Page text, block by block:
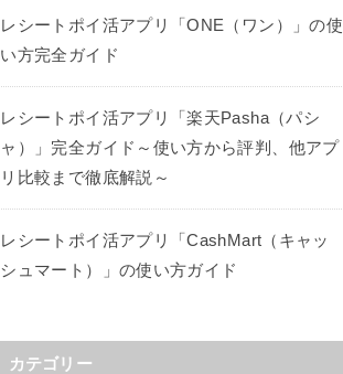
レシートポイ活アプリ「ONE（ワン）」の使
い方完全ガイド
レシートポイ活アプリ「楽天Pasha（パシ
ャ）」完全ガイド～使い方から評判、他アプ
リ比較まで徹底解説～
レシートポイ活アプリ「CashMart（キャッ
シュマート）」の使い方ガイド
カテゴリー